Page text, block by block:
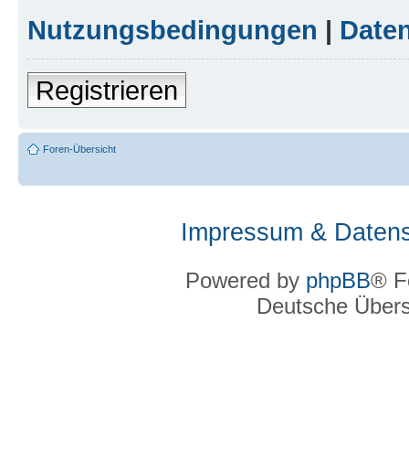
Nutzungsbedingungen |
Registrieren
Foren-Übersicht
Impressum &
Powered by phpBB®
Deutsche